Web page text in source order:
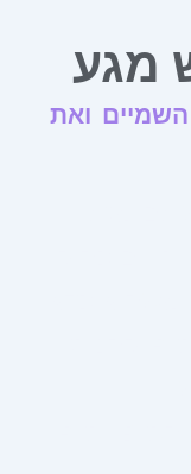
מגע
ואת